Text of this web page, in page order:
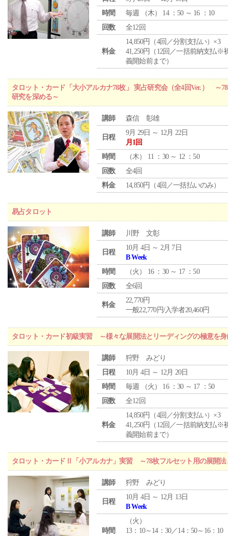
時間
毎週 （木） 14 ：50 ～ 16 ：10
回数
全12回
料金
14,850円（4回／分割支払い）×3
41,250円（12回／一括前納支払※
義開始前まで）
タロット・カード「大小アルカナ78枚」 実占研究会（全4回Ver.） ～
研究を深める～
講師 森信 彰雄
日程
9月 29日 ～ 12月 22日
月1回
時間
（木） 11 ：30 ～ 12 ：50
回数
全4回
料金
14,850円（4回／一括払いのみ）
易占タロット
講師 川野 文彰
日程
10月 4日 ～ 2月 7日
B Week
時間
（火 ） 16 ：30 ～ 17 ：50
回数
全6回
料金
22,770円
一般22,770円/入学者20,460円
タロット・カード初級実習 ～様々な展開法とリーディングの極意を身
講師
狩野 みどり
日程
10月 4日 ～ 12月 20日
時間
毎週 （火 ） 16 ：30 ～ 17 ：50
回数
全12回
料金
14,850円（4回／分割支払い）×3
41,250円（12回／一括前納支払※
義開始前まで）
タロット・カードⅡ「小アルカナ」実習 ～78枚フルセット用の展開法
講師 狩野 みどり
日程
10月 4日 ～ 12月 13日
B Week
時間
（火 ）
13：10～14：30／14：50～16：10